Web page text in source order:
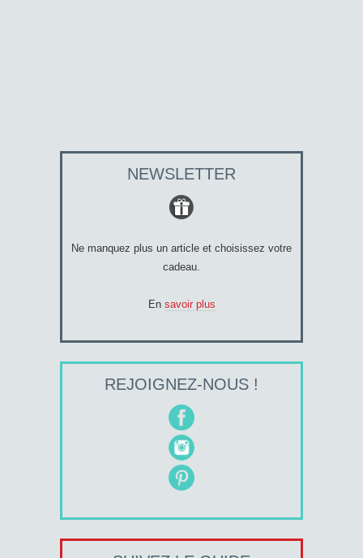
NEWSLETTER
Ne manquez plus un article et choisissez votre
cadeau.
En savoir plus
REJOIGNEZ-NOUS !